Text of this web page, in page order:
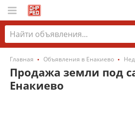
Главная Объявления в Енакиево
Продажа земли под
Енакиево